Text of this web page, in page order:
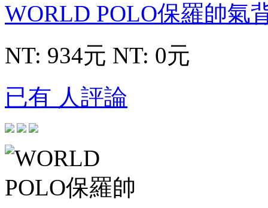
WORLD POLO保羅帥氣
NT: 934元 NT: 0元
已有 人評論